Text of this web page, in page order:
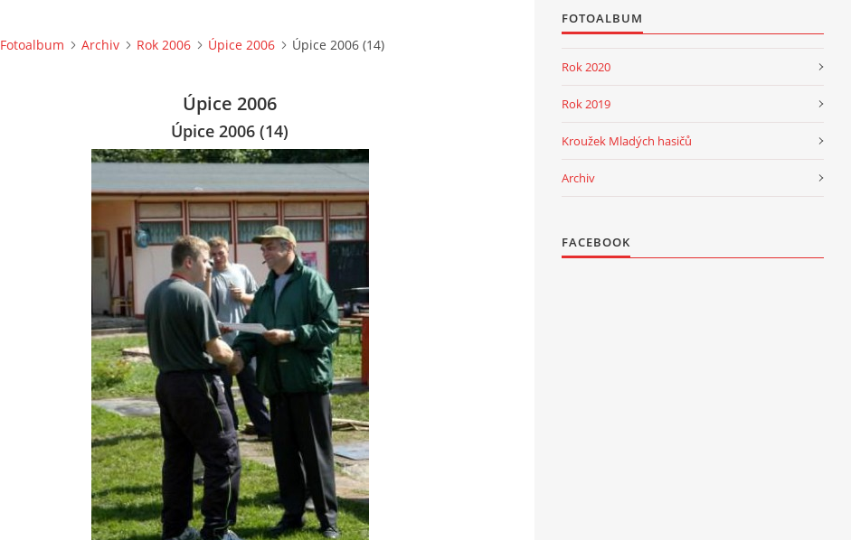
Fotoalbum Archiv Rok 2006 Úpice 2006 Úpice 2006 (14)
Úpice 2006
Úpice 2006 (14)
FOTOALBUM
Rok 2020
Rok 2019
Kroužek Mladých hasičů
Archiv
FACEBOOK